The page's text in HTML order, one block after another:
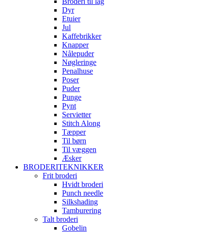
Dyr
Etuier
Jul
Kaffebrikker
Knapper
Nålepuder
Nøgleringe
Penalhuse
Poser
Puder
Punge
Pynt
Servietter
Stitch Along
Tæpper
Til børn
Til væggen
Æsker
BRODERITEKNIKKER
Frit broderi
Hvidt broderi
Punch needle
Silkshading
Tamburering
Talt broderi
Gobelin